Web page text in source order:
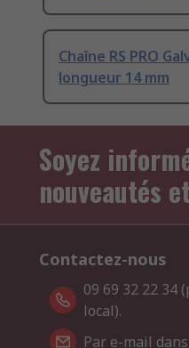
Chaîne RS PRO
longueur 14 mm
Soyez
nouveautés
Contactez-nous
09 69 32 22 34
local).
Par e-mail